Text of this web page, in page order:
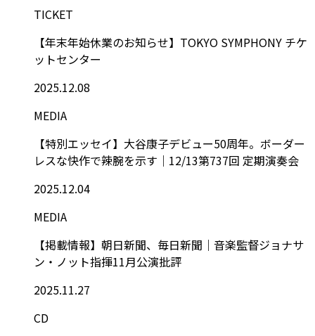
TICKET
【年末年始休業のお知らせ】TOKYO SYMPHONY チケ
ットセンター
2025.12.08
MEDIA
【特別エッセイ】大谷康子デビュー50周年。ボーダー
レスな快作で辣腕を示す｜12/13第737回 定期演奏会
2025.12.04
MEDIA
【掲載情報】朝日新聞、毎日新聞｜音楽監督ジョナサ
ン・ノット指揮11月公演批評
2025.11.27
CD